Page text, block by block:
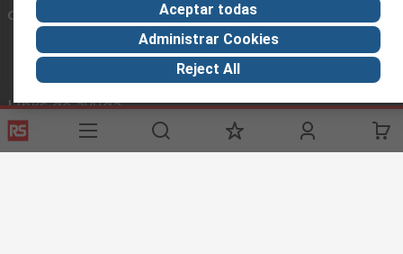
Conectar con nosotros
Links de ayuda
Servicios
Acerca de RS
Industria
Aceptar todas
Administrar Cookies
Reject All